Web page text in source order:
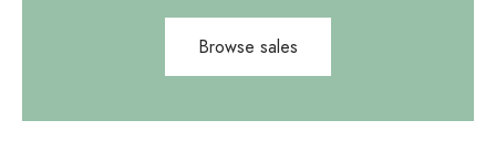
Browse sales